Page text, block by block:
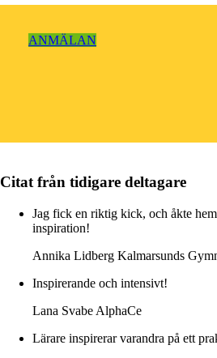
ANMÄLAN
Citat från tidigare deltagare
Jag fick en riktig kick, och åkte
inspiration!
Annika Lidberg Kalmarsunds
Inspirerande och intensivt!
Lana Svabe AlphaCe
Lärare inspirerar varandra på ett